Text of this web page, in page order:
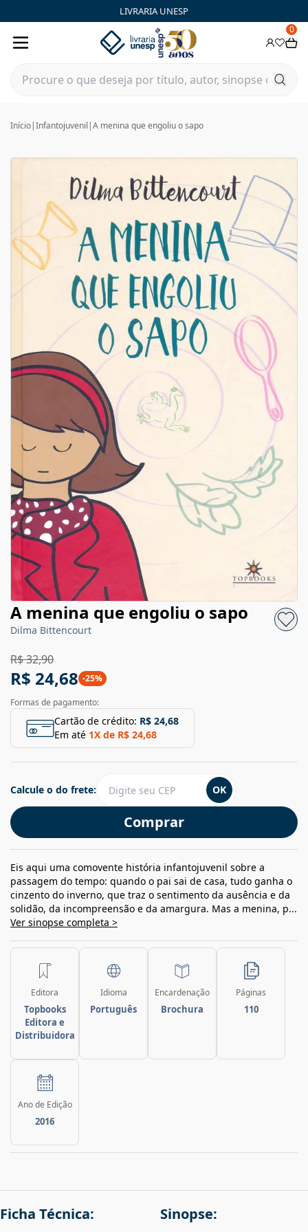
LIVRARIA UNESP
0
Início|Infantojuvenil |A menina que engoliu o sapo
A menina que engoliu o sapo
Dilma Bittencourt
R$ 32,90
R$ 24,68 -25%
Formas de pagamento:
Cartão de crédito: R$ 24,68
Em até 1X de R$ 24,68
Comprar
Calcule o do frete: OK
Eis aqui uma comovente história infantojuvenil sobre a
passagem do tempo: quando o pai sai de casa, tudo ganha o
cinzento do inverno, que traz o sentimento da ausência e da
solidão, da incompreensão e da amargura. Mas a menina, p...
Ver sinopse completa >
Editora
Topbooks
Editora e
Distribuidora
Idioma
Português
Encardenação
Brochura
Páginas
110
Ano de Edição
2016
Ficha Técnica: Sinopse: